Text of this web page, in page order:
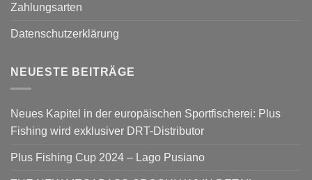
Zahlungsarten
Datenschutzerklärung
NEUESTE BEITRÄGE
Neues Kapitel in der europäischen Sportfischerei: Plus
Fishing wird exklusiver DRT-Distributor
Plus Fishing Cup 2024 – Lago Pusiano